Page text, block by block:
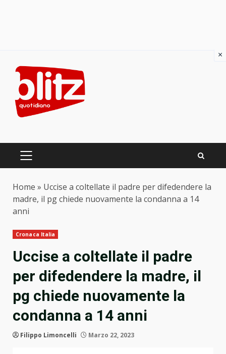
content
PRIMARY
Home » Uccise a coltellate il padre per difedendere la
madre, il pg chiede nuovamente la condanna a 14
anni
Cronaca Italia
Uccise a coltellate il padre
per difedendere la madre, il
pg chiede nuovamente la
condanna a 14 anni
Filippo Limoncelli Marzo 22, 2023
×